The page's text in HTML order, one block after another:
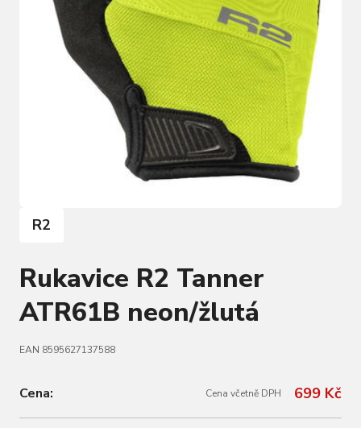
R2
Rukavice R2 Tanner
ATR61B neon/žlutá
EAN 8595627137588
Cena: Cena včetně DPH 699 Kč